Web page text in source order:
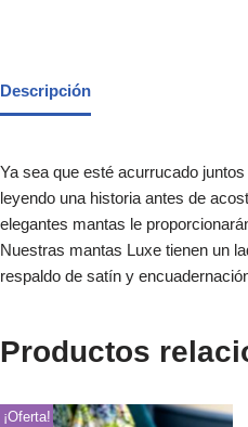
Descripción
Ya sea que esté acurrucado
leyendo una historia antes de
elegantes mantas le
Nuestras mantas Luxe tienen un
respaldo de satín y
Productos
¡Oferta!